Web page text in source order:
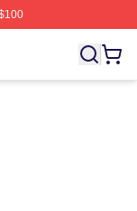
Merchandise